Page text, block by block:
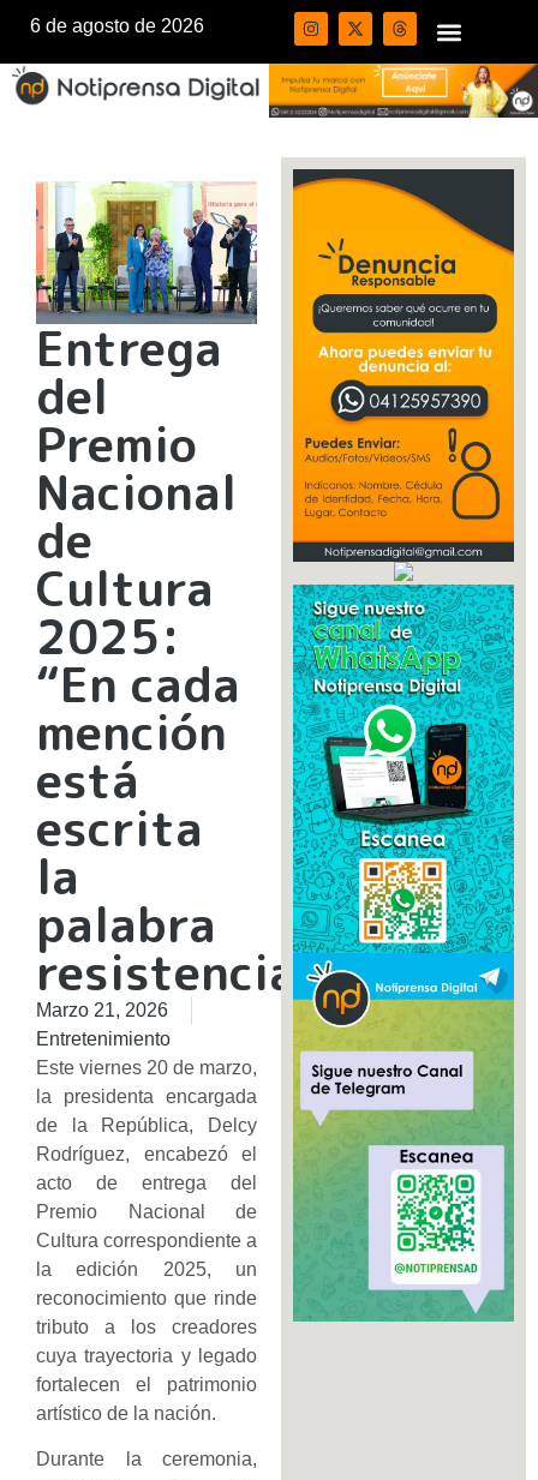
6 de agosto de 2026
Entrega
del
Premio
Nacional
de
Cultura
2025:
“En cada
mención
está
escrita
la
palabra
resistencia”
Marzo 21, 2026
Entretenimiento
​Este viernes 20 de marzo,
la presidenta encargada
de la República, Delcy
Rodríguez, encabezó el
acto de entrega del
Premio Nacional de
Cultura correspondiente a
la edición 2025, un
reconocimiento que rinde
tributo a los creadores
cuya trayectoria y legado
fortalecen el patrimonio
artístico de la nación.
Durante la ceremonia,